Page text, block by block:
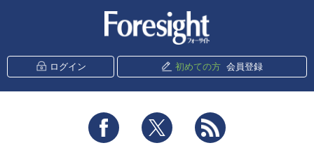
ログイン 初めての方 会員登録
Facebook Twitter